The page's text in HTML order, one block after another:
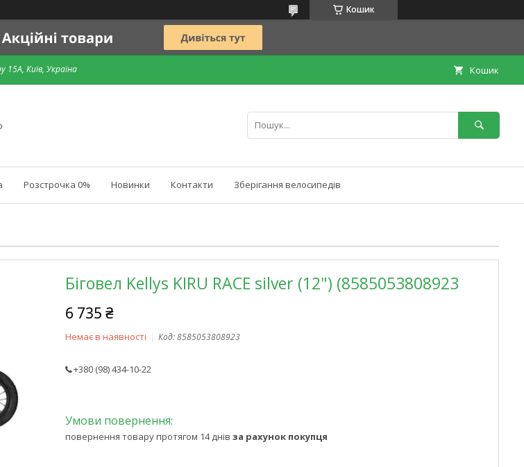
Кошик
15А, Київ, Україна Кошик
Розстрочка 0% Новинки Контакти Зберігання велосипедів
Біговел Kellys KIRU RACE silver (12") (8585053808923
6 735 ₴
Немає в наявності Код:8585053808923
+380 (98) 434-10-22
повернення товару протягом 14 днів за рахунок покупця